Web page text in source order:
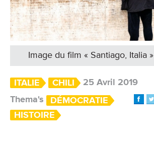
Image du film « Santiago, Italia »
ITALIE CHILI
25 Avril 2019
Thema's
DÉMOCRATIE
HISTOIRE